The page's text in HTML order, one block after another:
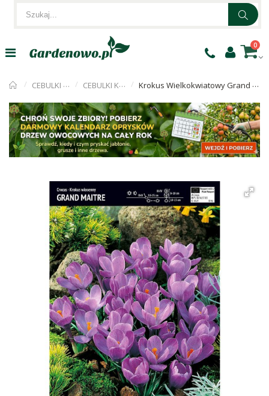
0
CEBULKI KWIATÓW CEBULKI KROKUSÓW Krokus Wielkokwiatowy Grand Maitre Cebulka 10 szt